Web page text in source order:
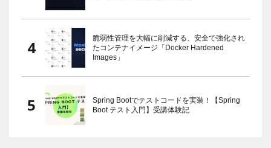
脆弱性管理を大幅に削減する、安全で強化され
たコンテナイメージ「Docker Hardened
Images」
Spring Bootでテストコードを実装！【Spring
Boot テスト入門】受講体験記